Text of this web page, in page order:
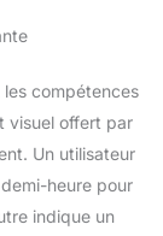
les
compris
Interdit
Ce set
compétences
visuel offert par
Un utilisateur
heure pour
indique un